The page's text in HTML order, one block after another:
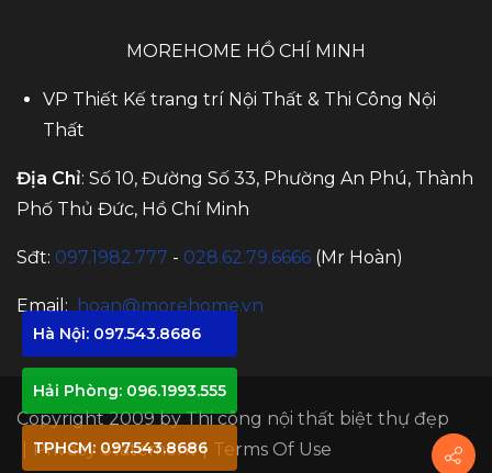
Hà Nội: 097.543.8686
Hải Phòng: 096.1993.555
TPHCM: 097.543.8686
MOREHOME HỒ CHÍ MINH
VP Thiết Kế trang trí Nội Thất & Thi Công Nội
Thất
Địa Chỉ: Số 10, Đường Số 33, Phường An Phú, Thành
Phố Thủ Đức, Hồ Chí Minh
Sđt: 097.1982.777 - 028.62.79.6666 (Mr Hoàn)
Email: hoan@morehome.vn
Copyright 2009 byThi công nội thất biệt thự đẹp
Privacy Statement | Terms Of Use